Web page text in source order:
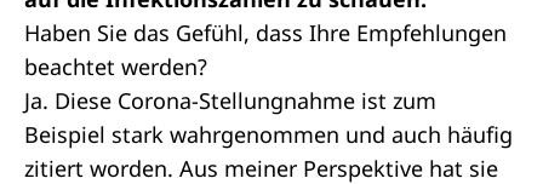
Haben Sie das Gefühl, dass Ihre Empfehlungen
beachtet werden?
Ja. Diese Corona-Stellungnahme ist zum
Beispiel stark wahrgenommen und auch häufig
zitiert worden. Aus meiner Perspektive hat sie